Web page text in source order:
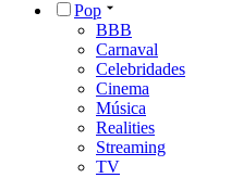
Pop
BBB
Carnaval
Celebridades
Cinema
Música
Realities
Streaming
TV